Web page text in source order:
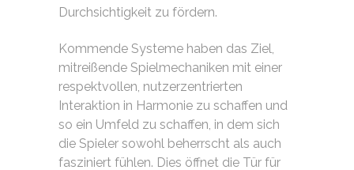
Durchsichtigkeit zu fördern.
Kommende Systeme haben das Ziel,
mitreißende Spielmechaniken mit einer
respektvollen, nutzerzentrierten
Interaktion in Harmonie zu schaffen und
so ein Umfeld zu schaffen, in dem sich
die Spieler sowohl beherrscht als auch
fasziniert fühlen. Dies öffnet die Tür für